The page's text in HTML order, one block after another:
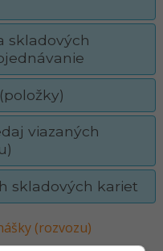
skladových
viazaných
skladových kariet
(rozvozu)